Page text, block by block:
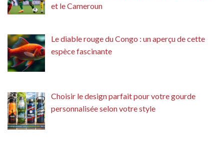
et le Cameroun
Le diable rouge du Congo : un aperçu de cette
espèce fascinante
Choisir le design parfait pour votre gourde
personnalisée selon votre style